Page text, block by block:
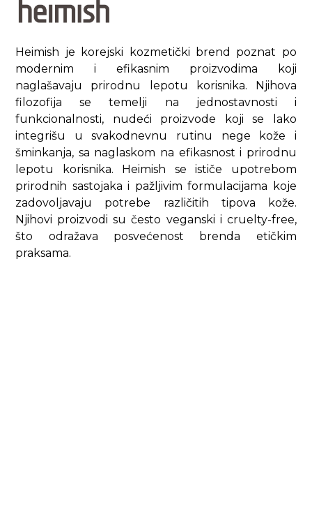
Heimish je korejski kozmetički brend poznat po
modernim i efikasnim proizvodima koji
naglašavaju prirodnu lepotu korisnika. Njihova
filozofija se temelji na jednostavnosti i
funkcionalnosti, nudeći proizvode koji se lako
integrišu u svakodnevnu rutinu nege kože i
šminkanja, sa naglaskom na efikasnost i prirodnu
lepotu korisnika. Heimish se ističe upotrebom
prirodnih sastojaka i pažljivim formulacijama koje
zadovoljavaju potrebe različitih tipova kože.
Njihovi proizvodi su često veganski i cruelty-free,
što odražava posvećenost brenda etičkim
praksama.